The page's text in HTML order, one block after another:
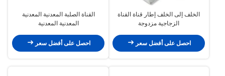
الخلف إلى الخلف إطار قناة القناة
الزجاجية مزدوجة
احصل على أفضل سعر
القناة الصلبة المعدنية المعدنية
المعدنية المعدنية
احصل على أفضل سعر